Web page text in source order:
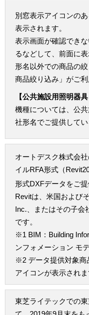
別窓表示アイコンの
表示されます。
表示画面が確認でき
るなどして、前面に
形名以外での商品の
商品絞り込み」がご利
【公共施設用照明器
機種については、公
社形名でご提供して
オートデスク株式会
イルRFA形式（
形式DXFデータをご
Revitは、米国および
Inc.、またはその子会
です。
※1 BIM：Building
ンフォメーション モ
※2 データ提供対象商
アイコンが表示されま
東芝ライテックでの